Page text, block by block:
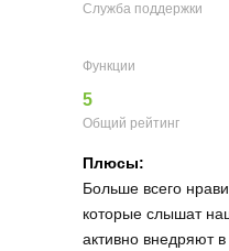
Служба поддержки
Функции
5
Общий рейтинг
Плюсы:
Больше всего
которые слышат
активно внедряют